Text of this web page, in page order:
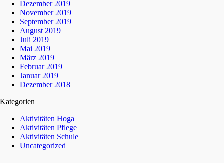
Dezember 2019
November 2019
September 2019
August 2019
Juli 2019
Mai 2019
März 2019
Februar 2019
Januar 2019
Dezember 2018
Kategorien
Aktivitäten Hoga
Aktivitäten Pflege
Aktivitäten Schule
Uncategorized